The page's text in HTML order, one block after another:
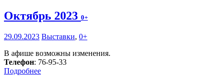
Октябрь 2023 0+
29.09.2023 Выставки, 0+
В афише возможны изменения.
Телефон: 76-95-33
Подробнее